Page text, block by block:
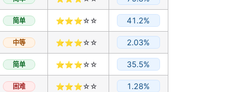
简单 ⭐⭐⭐☆☆ 41.2%
中等 ⭐⭐⭐☆☆ 2.03%
简单 ⭐⭐⭐☆☆ 35.5%
困难 ⭐⭐⭐☆☆ 1.28%